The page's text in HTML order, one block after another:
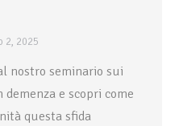
2, 2025
nostro seminario sui
demenza e scopri come
questa sfida